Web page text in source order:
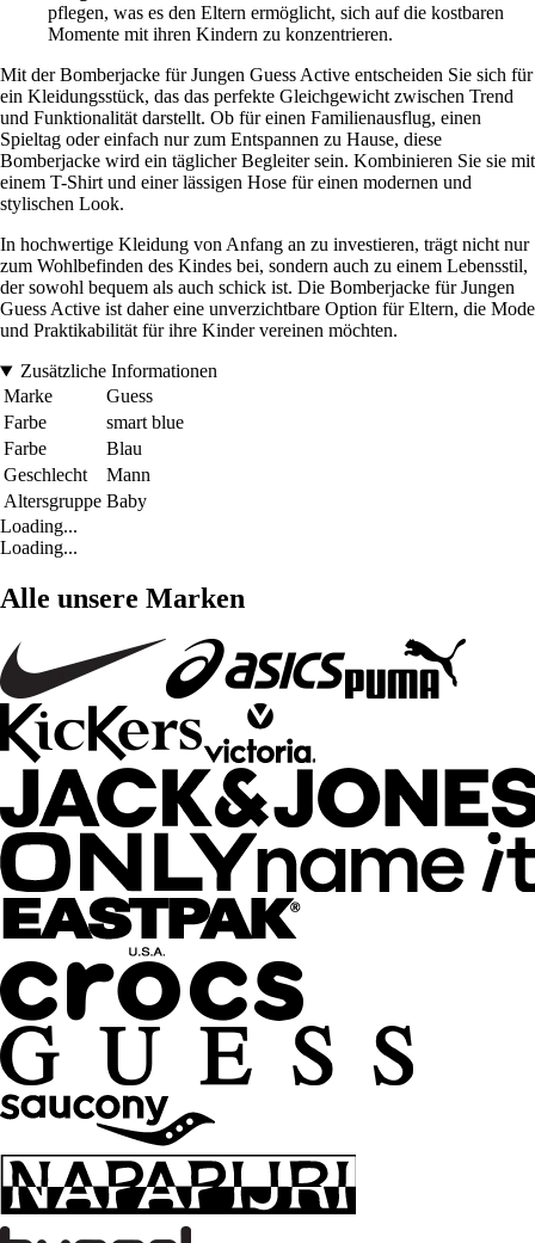
pflegen, was es den Eltern ermöglicht, sich auf die kostbaren
Momente mit ihren Kindern zu konzentrieren.
Mit der Bomberjacke für Jungen Guess Active entscheiden Sie sich für
ein Kleidungsstück, das das perfekte Gleichgewicht zwischen Trend
und Funktionalität darstellt. Ob für einen Familienausflug, einen
Spieltag oder einfach nur zum Entspannen zu Hause, diese
Bomberjacke wird ein täglicher Begleiter sein. Kombinieren Sie sie mit
einem T-Shirt und einer lässigen Hose für einen modernen und
stylischen Look.
In hochwertige Kleidung von Anfang an zu investieren, trägt nicht nur
zum Wohlbefinden des Kindes bei, sondern auch zu einem Lebensstil,
der sowohl bequem als auch schick ist. Die Bomberjacke für Jungen
Guess Active ist daher eine unverzichtbare Option für Eltern, die Mode
und Praktikabilität für ihre Kinder vereinen möchten.
Zusätzliche Informationen
Marke
Guess
Farbe
smart blue
Farbe
Blau
Geschlecht
Mann
Altersgruppe Baby
Loading...
Loading...
Alle unsere Marken